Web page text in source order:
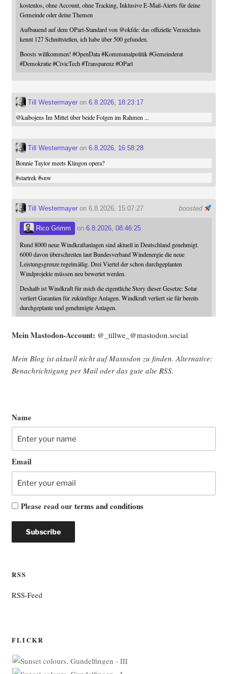
kostenlos, ohne Account, ohne Tracking, Inklusive E-Mail-Alerts für deine
Gemeinde oder deine Themen
Aufbauend auf dem OParl-Standard von @okfde: das offizielle Verzeichnis
kennt 127 Schnittstellen, ich habe über 500 gefunden.
Boosts willkommen! #OpenData #Kommunalpolitik #Gemeinderat
#Demokratie #CivicTech #Transparenz #OParl
Till Westermayeron 6.8.2026, 18:23:17
@kaibojensIm Mittel über beide Folgen im Rahmen ...
Till Westermayeron 6.8.2026, 16:58:28
Bonnie Taylor meets Klingon opera?
#startrek #snw
boosted
Till Westermayeron 6.8.2026, 15:07:27
Rico Grimm on 6.8.2026, 08:46:25
Rund 8000 neue Windkraftanlagen sind aktuell in Deutschland genehmigt.
6000 davon überschreiten laut Bundesverband Windenergie die neue
Leistungsgrenze regelmäßig. Drei Viertel der schon durchgeplanten
Windprojekte müssen neu bewertet werden.
Deshalb ist Windkraft für mich die eigentliche Story dieser Gesetze: Solar
verliert Garantien für zukünftige Anlagen. Windkraft verliert sie für bereits
durchgeplante und genehmigte Anlagen.
Mein Mast­o­don-Account: @_tillwe_@mastodon.social
Mein Blog ist aktu­ell nicht auf Mast­o­don zu fin­den. Alter­na­ti­ve:
Benach­rich­ti­gung per Mail oder das gute alte RSS.
Name
Email
Please read ourterms and conditions
RSS
RSS-Feed
FLICKR